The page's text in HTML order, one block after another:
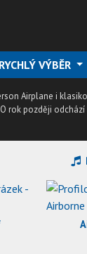
RYCHLÝ VÝBĚR
Airplane i
rok později